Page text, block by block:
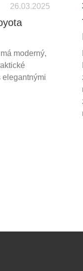
26.03.2025
moderný,
elegantnými